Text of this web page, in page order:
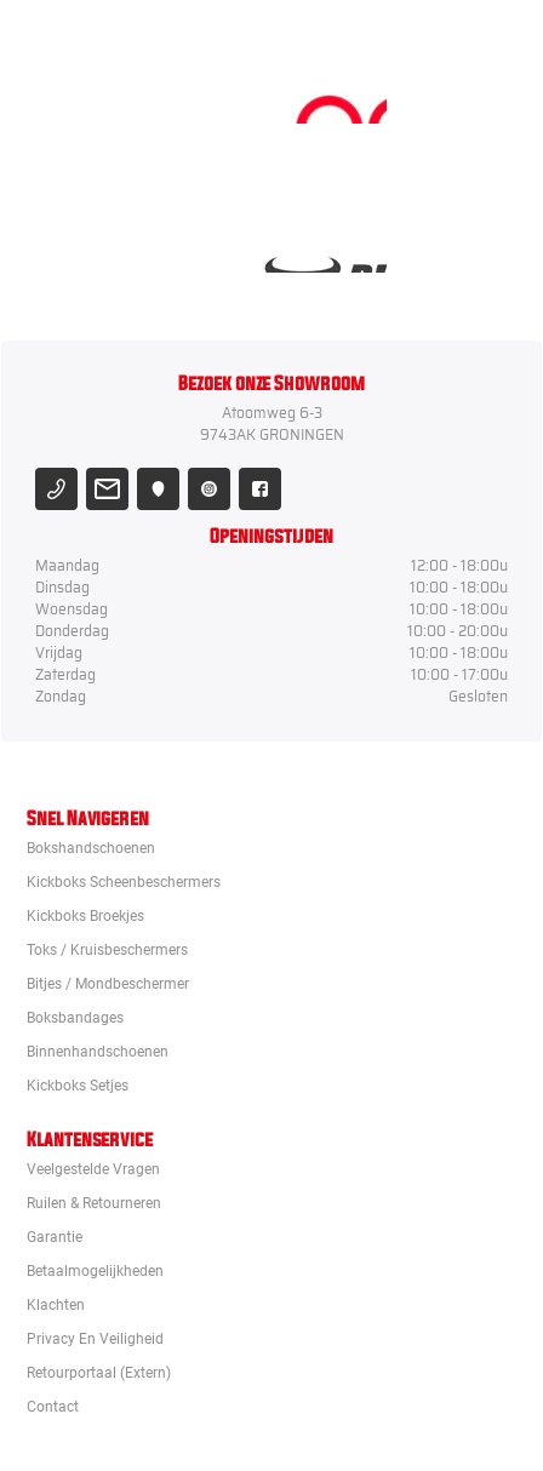
Bezoek onze Showroom
Atoomweg 6-3
9743AK GRONINGEN
Openingstijden
Maandag
12:00 - 18:00u
Dinsdag
10:00 - 18:00u
Woensdag
10:00 - 18:00u
Donderdag
10:00 - 20:00u
Vrijdag
10:00 - 18:00u
Zaterdag
10:00 - 17:00u
Zondag
Gesloten
Snel Navigeren
Bokshandschoenen
Kickboks Scheenbeschermers
Kickboks Broekjes
Toks / Kruisbeschermers
Bitjes / Mondbeschermer
Boksbandages
Binnenhandschoenen
Kickboks Setjes
Klantenservice
Veelgestelde Vragen
Ruilen & Retourneren
Garantie
Betaalmogelijkheden
Klachten
Privacy En Veiligheid
Retourportaal (extern)
Contact